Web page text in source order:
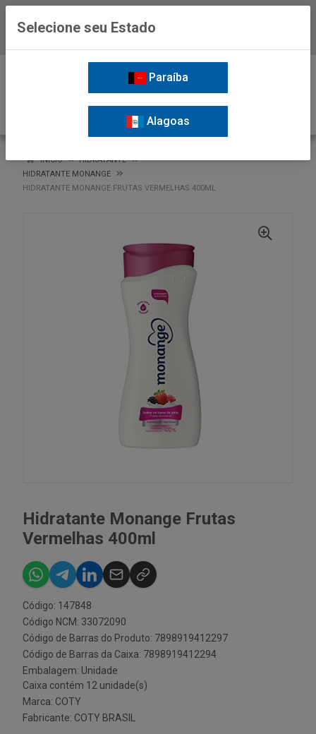
INÍCIO
HIDRATANTE
HIDRATANTE MONANGE
HIDRATANTE MONANGE FRUTAS VERMELHAS 400ML
Hidratante Monange Frutas
Vermelhas 400ml
Código: 147848
Código NCM: 33072090
Código de Barras do Produto: 7898919412297
Código de Barras da Caixa: 7898919412294
Embalagem: Unidade
Caixa contém 12 unidade(s)
Marca: COTY
Fabricante: COTY BRASIL
Selecione seu Estado
Paraíba
Alagoas